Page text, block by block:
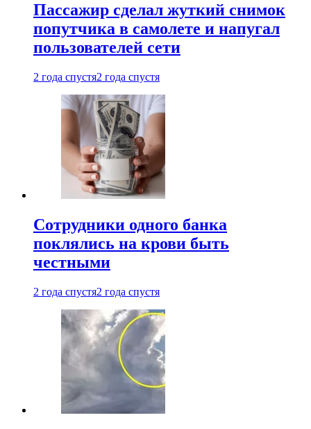
Пассажир сделал жуткий снимок
попутчика в самолете и напугал
пользователей сети
2 года спустя2 года спустя
Сотрудники одного банка
поклялись на крови быть
честными
2 года спустя2 года спустя